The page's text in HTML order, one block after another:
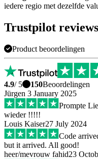
iedere regio met dezelfde
Trustpilot reviews
Product beoordelingen
4.9/ 5 150Beoordelingen
Jürgen 3 January 2025
Prompte
wieder !!!!!
Louis Kaiser27 July 2024
Code
but it arrived. All good!
heer/mevrouw fahid23